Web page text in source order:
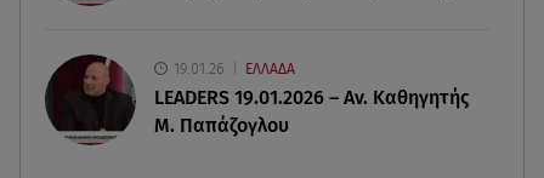
19.01.26 ΕΛΛΑΔΑ
LEADERS 19.01.2026 – Αν. Καθηγητής
Μ. Παπάζογλου